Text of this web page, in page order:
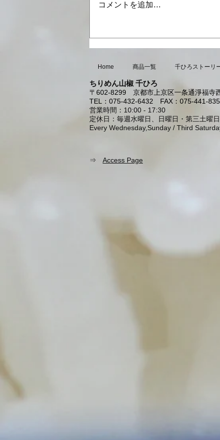
コメントを追加…
Home 商品一覧 千ひろストーリ
ちりめん山椒 千ひろ
〒602-8299 京都市上京区一条通淨福寺
TEL：075-432-6432 FAX：075-441-
営業時間：10:00 - 17:30
定休日：毎週水曜日、日曜日・第三土曜日
Every Wednesday,Sunday / Third
⇒ Access Page